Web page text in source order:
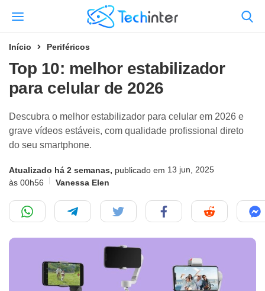
Início Periféricos
Top 10: melhor estabilizador
para celular de 2026
Descubra o melhor estabilizador para celular em 2026 e
grave vídeos estáveis, com qualidade profissional direto
do seu smartphone.
Atualizado há 2 semanas, publicado em 13 jun, 2025
às 00h56
Vanessa Elen